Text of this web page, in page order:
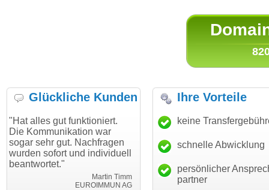
Glückliche Kunden
gut funktioniert.
war
gut. Nachfragen
und individuell
EUROIMMUN AG
"Danke für den schnellen
Transfer und guten Service!"
Thomas Schäfer
i can eckert communication GmbH
"Ich bin
haben.
mein
Ihre Vorteile
keine
schnelle Abwicklung
persönlicher
partner